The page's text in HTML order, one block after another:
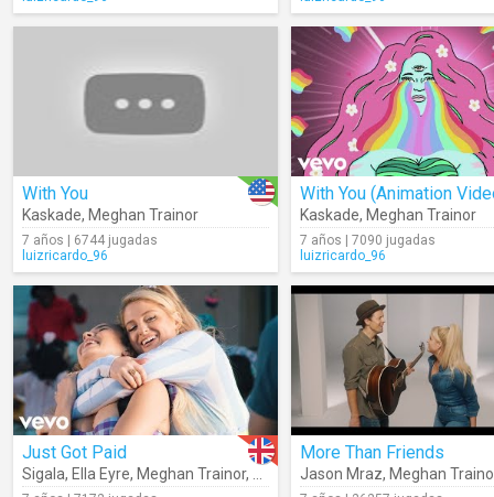
With You
Kaskade, Meghan Trainor
7 años | 6744 jugadas
luizricardo_96
With You (Animation
Kaskade, Meghan Trainor
7 años | 7090 jugadas
luizricardo_96
Just Got Paid
Sigala, Ella Eyre, Meghan Trainor, French Montana
More Than Friends
Jason Mraz, Meghan